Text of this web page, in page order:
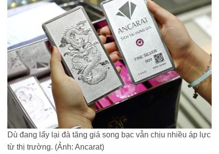
Dù đang lấy lại đà tăng giá song bạc vẫn chịu nhiều áp lực
từ thị trường. (Ảnh: Ancarat)